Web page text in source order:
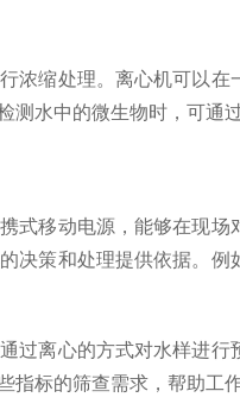
缩处理。离心机可以在
水中的微生物时，可通
移动电源，能够在现场
决策和处理提供依据。
离心的方式对水样进行
标的筛查需求，帮助工